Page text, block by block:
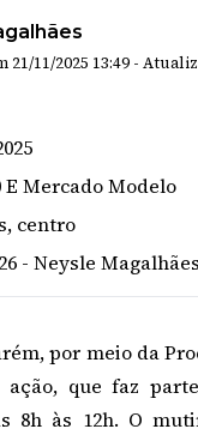
21/11/2025 13:49 -
E Mercado Modelo
centro
- Neysle
por meio da
que faz
8h às 12h. O